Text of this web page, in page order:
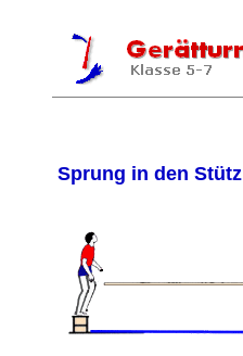
Sprung in den Stütz